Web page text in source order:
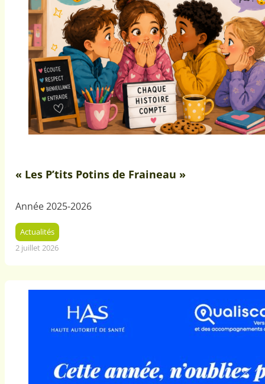
« Les P’tits Potins de Fraineau »
Année 2025-2026
Actualités
2 juillet 2026